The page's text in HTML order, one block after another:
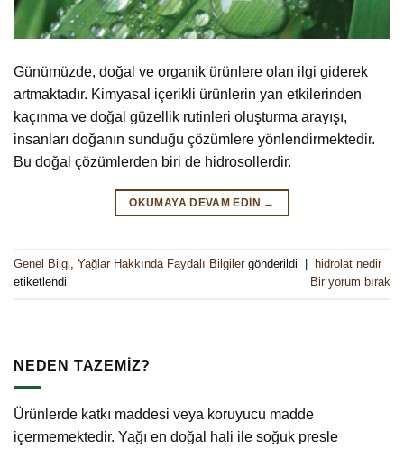
Günümüzde, doğal ve organik ürünlere olan ilgi giderek
artmaktadır. Kimyasal içerikli ürünlerin yan etkilerinden
kaçınma ve doğal güzellik rutinleri oluşturma arayışı,
insanları doğanın sunduğu çözümlere yönlendirmektedir.
Bu doğal çözümlerden biri de hidrosollerdir.
OKUMAYA DEVAM EDIN →
Genel Bilgi, Yağlar Hakkında Faydalı Bilgilergönderildi
hidrolat nedir
etiketlendi
Bir yorum bırak
NEDEN TAZEMİZ?
Ürünlerde katkı maddesi veya koruyucu madde
içermemektedir. Yağı en doğal hali ile soğuk presle